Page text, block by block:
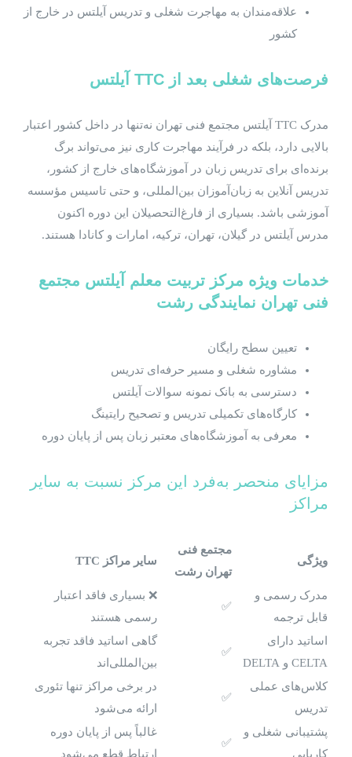
علاقه‌مندان به مهاجرت شغلی و تدریس آیلتس در خارج از
کشور
فرصت‌های شغلی بعد از آیلتس
مدرک TTC آیلتس مجتمع فنی تهران نه‌تنها در داخل کشور اعتبار
بالایی دارد، بلکه در فرآیند مهاجرت کاری نیز می‌تواند برگ
برنده‌ای برای تدریس زبان در آموزشگاه‌های خارج از کشور،
تدریس آنلاین به زبان‌آموزان بین‌المللی، و حتی تاسیس مؤسسه
آموزشی باشد. بسیاری از فارغ‌التحصیلان این دوره اکنون
مدرس آیلتس در گیلان، تهران، ترکیه، امارات و کانادا هستند.
خدمات ویژه مرکز تربیت معلم آیلتس مجتمع
فنی تهران نمایندگی رشت
تعیین سطح رایگان
مشاوره شغلی و مسیر حرفه‌ای تدریس
دسترسی به بانک نمونه سوالات آیلتس
کارگاه‌های تکمیلی تدریس و تصحیح رایتینگ
معرفی به آموزشگاه‌های معتبر زبان پس از پایان دوره
مزایای منحصر به‌فرد این مرکز نسبت به سایر
مراکز
ویژگی
مجتمع فنی
تهران رشت
سایر مراکز
مدرک رسمی و
قابل ترجمه
✅
❌ بسیاری فاقد اعتبار
رسمی هستند
اساتید دارای
CELTA و DELTA
✅
گاهی اساتید فاقد تجربه
بین‌المللی‌اند
کلاس‌های عملی
تدریس
✅
در برخی مراکز تنها تئوری
ارائه می‌شود
پشتیبانی شغلی و
کاریابی
✅
غالباً پس از پایان دوره
ارتباط قطع می‌شود